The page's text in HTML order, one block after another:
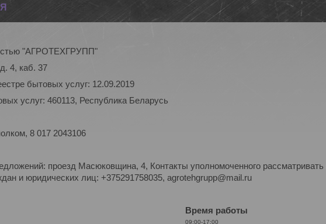
"АГРОТЕХГРУПП"
4, каб. 37
бытовых услуг: 12.09.2019
услуг: 460113, Республика Беларусь
8 017 2043106
проезд Масюковщина, 4, Контакты уполномоченного
и юридических лиц: +375291758035, agrotehgrupp@mail.ru
Время работы
09:00-17:00